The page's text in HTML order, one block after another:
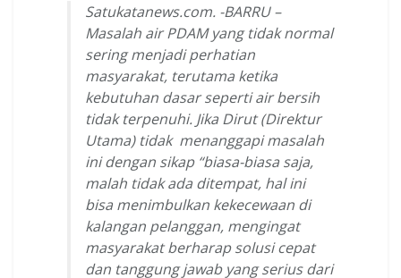
Satukatanews.com. -BARRU –
Masalah air PDAM yang tidak normal
sering menjadi perhatian
masyarakat, terutama ketika
kebutuhan dasar seperti air bersih
tidak terpenuhi. Jika Dirut (Direktur
Utama) tidak menanggapi masalah
ini dengan sikap “biasa-biasa saja,
malah tidak ada ditempat, hal ini
bisa menimbulkan kekecewaan di
kalangan pelanggan, mengingat
masyarakat berharap solusi cepat
dan tanggung jawab yang serius dari